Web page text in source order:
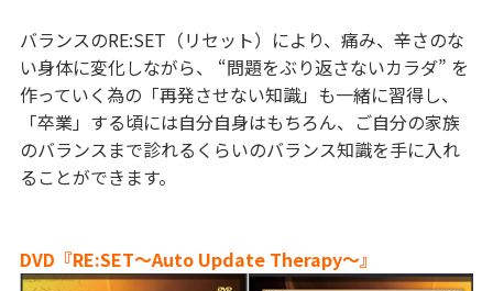
バランスのRE:SET（リセット）により、痛み、辛さのな
い身体に変化しながら、 “問題をぶり返さないカラダ” を
作っていく為の「再発させない知識」も一緒に習得し、
「卒業」する頃には自分自身はもちろん、ご自分の家族
のバランスまで診れるくらいのバランス知識を手に入れ
ることができます。
DVD『RE:SET〜Auto Update Therapy〜』